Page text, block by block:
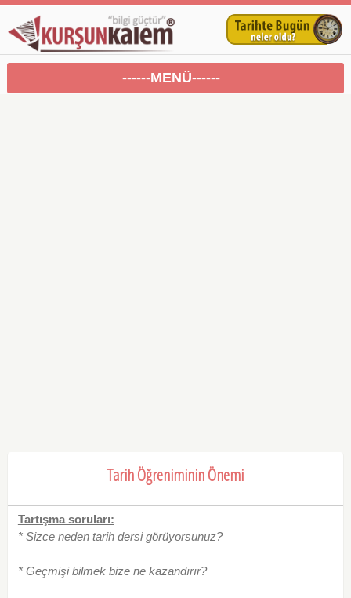
------MENÜ------
Tarih Öğreniminin Önemi
Tartışma soruları:
* Sizce neden tarih dersi görüyorsunuz?
* Geçmişi bilmek bize ne kazandırır?